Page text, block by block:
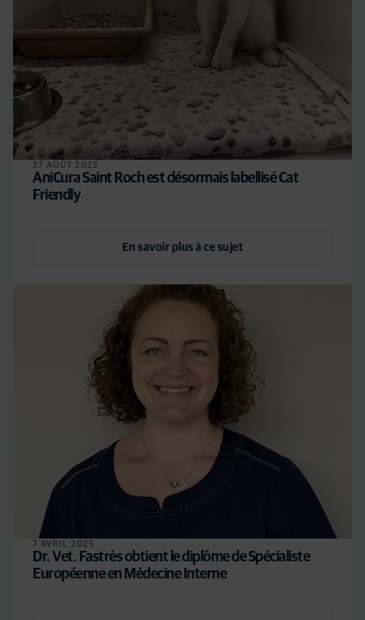
27 AOÛT 2025
AniCura Saint Roch est désormais labellisé Cat
Friendly
En savoir plus à ce sujet
7 AVRIL 2025
Dr. Vet. Fastrès obtient le diplôme de Spécialiste
Européenne en Médecine Interne